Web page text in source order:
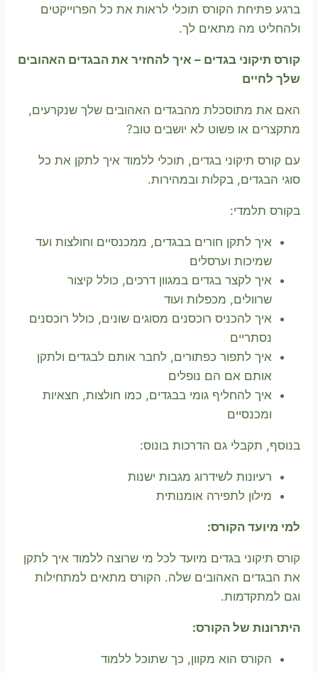
ברגע פתיחת הקורס תוכלי לראות את כל הפרוייקטים
ולהחליט מה מתאים לך.
קורס תיקוני בגדים – איך להחזיר את הבגדים האהובים
שלך לחיים
האם את מתוסכלת מהבגדים האהובים שלך שנקרעים,
מתקצרים או פשוט לא יושבים טוב?
עם קורס תיקוני בגדים, תוכלי ללמוד איך לתקן את כל
סוגי הבגדים, בקלות ובמהירות.
בקורס תלמדי:
איך לתקן חורים בבגדים, ממכנסיים וחולצות ועד
שמיכות וערסלים
איך לקצר בגדים במגוון דרכים, כולל קיצור
שרוולים, מכפלות ועוד
איך להכניס רוכסנים מסוגים שונים, כולל רוכסנים
נסתריים
איך לתפור כפתורים, לחבר אותם לבגדים ולתקן
אותם אם הם נופלים
איך להחליף גומי בבגדים, כמו חולצות, חצאיות
ומכנסיים
בנוסף, תקבלי גם הדרכות בונוס:
רעיונות לשידרוג מגבות ישנות
מילון לתפירה אומנותית
למי מיועד הקורס:
קורס תיקוני בגדים מיועד לכל מי שרוצה ללמוד איך לתקן
את הבגדים האהובים שלה. הקורס מתאים למתחילות
וגם למתקדמות.
היתרונות של הקורס:
הקורס הוא מקוון, כך שתוכל ללמוד